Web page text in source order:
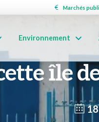
Marchés
Environnement
île